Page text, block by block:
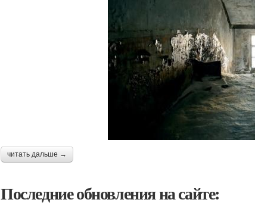
читать дальше →
Последние обновления на сайте: